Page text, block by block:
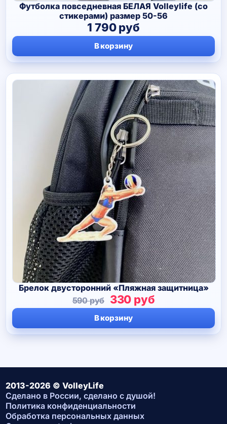
Футболка повседневная БЕЛАЯ Volleylife (со
стикерами) размер 50-56
1 790руб
В корзину
Брелок двусторонний «Пляжная защитница»
590руб Первоначальная
цена
составляла
590 руб.
330 рубТекущая
цена:
330 руб.
В корзину
2013-2026 © VolleyLife
Сделано в России, сделано с душой!
Политика конфиденциальности
Обработка персональных данных